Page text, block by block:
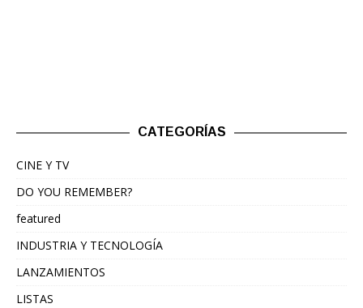
CATEGORÍAS
CINE Y TV
DO YOU REMEMBER?
featured
INDUSTRIA Y TECNOLOGÍA
LANZAMIENTOS
LISTAS